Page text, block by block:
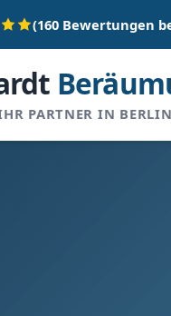
(160 Bewertungen
PARTNER IN BERLIN